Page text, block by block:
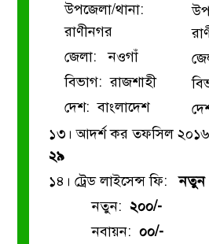
উপজেলা/থানা:
রাণীনগর
জেলা: নওগাঁ
বিভাগ: রাজশাহী
দেশ: বাংলাদেশ
১৩। আদর্শ কর তফসিল
২৯
১৪। ট্রেড লাইসেন্স ফি:
নতুন
নতুন:২০০/-
নবায়ন: ০০/-